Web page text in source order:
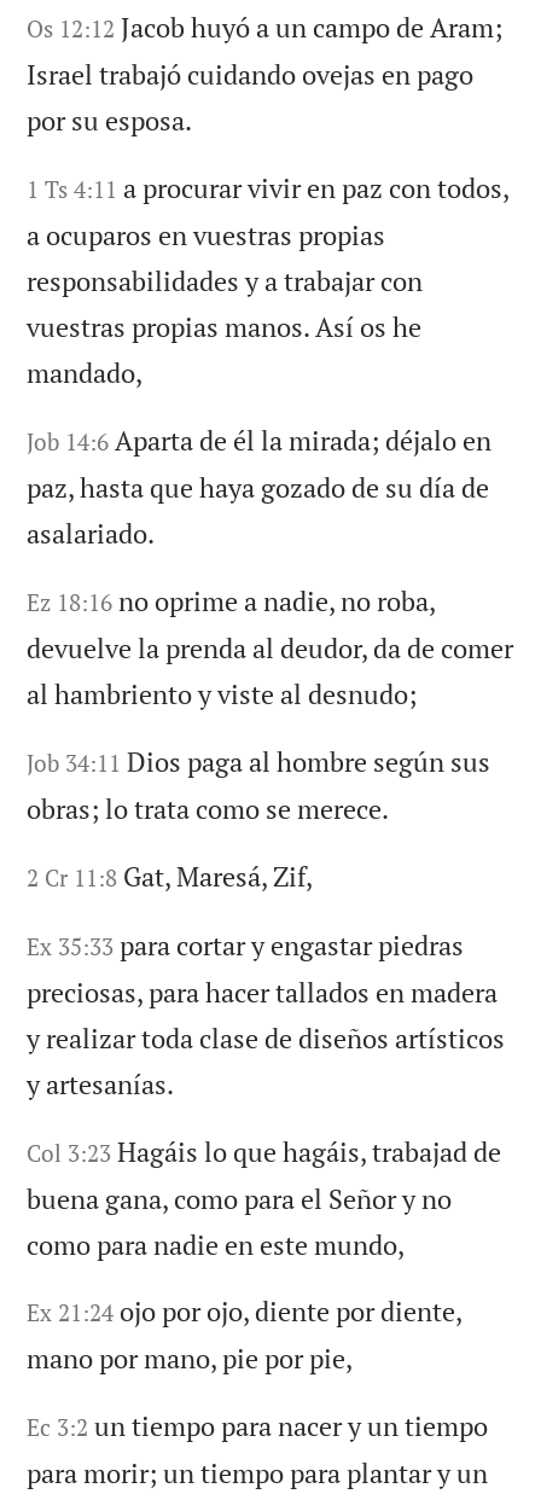
Os 12:12 Jacob huyó a un campo de Aram;
Israel trabajó cuidando ovejas en pago
por su esposa.
1 Ts 4:11 a procurar vivir en paz con todos,
a ocuparos en vuestras propias
responsabilidades y a trabajar con
vuestras propias manos. Así os he
mandado,
Job 14:6 Aparta de él la mirada; déjalo en
paz, hasta que haya gozado de su día de
asalariado.
Ez 18:16 no oprime a nadie, no roba,
devuelve la prenda al deudor, da de comer
al hambriento y viste al desnudo;
Job 34:11 Dios paga al hombre según sus
obras; lo trata como se merece.
2 Cr 11:8 Gat, Maresá, Zif,
Ex 35:33 para cortar y engastar piedras
preciosas, para hacer tallados en madera
y realizar toda clase de diseños artísticos
y artesanías.
Col 3:23 Hagáis lo que hagáis, trabajad de
buena gana, como para el Señor y no
como para nadie en este mundo,
Ex 21:24 ojo por ojo, diente por diente,
mano por mano, pie por pie,
Ec 3:2 un tiempo para nacer y un tiempo
para morir; un tiempo para plantar y un